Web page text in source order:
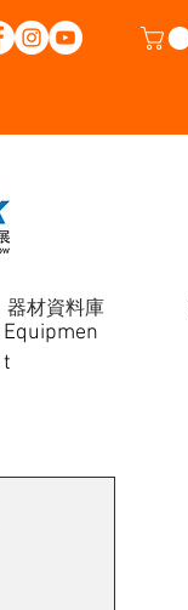
器材資料庫
Equipmen
t